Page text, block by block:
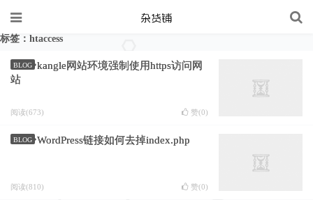
标签：htaccess
BLOG
kangle网站环境强制使用https访问网
站
阅读(673) 赞(0)
BLOG WordPress链接如何去掉index.php
阅读(810) 赞(0)